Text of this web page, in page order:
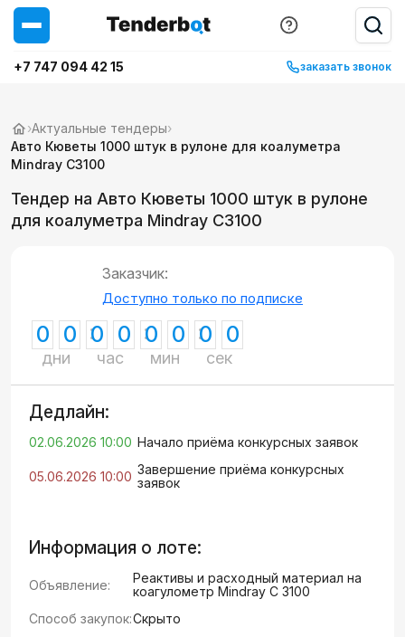
+7 747 094 42 15 заказать звонок
›Актуальные тендеры›
Авто Кюветы 1000 штук в рулоне для коалуметра
Mindray C3100
Тендер на Авто Кюветы 1000 штук в рулоне
для коалуметра Mindray C3100
Заказчик:
Доступно только по подписке
0 0
дни
0 0
час
0 0
мин
0 0
сек
Дедлайн:
02.06.2026 10:00 Начало приёма конкурсных заявок
05.06.2026 10:00 Завершение приёма конкурсных
заявок
Информация о лоте:
Объявление:
Реактивы и расходный материал на
коагулометр Mindray C 3100
Способ закупок:Скрыто